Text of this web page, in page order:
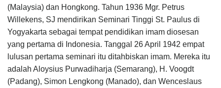
(Malaysia) dan Hongkong. Tahun 1936 Mgr. Petrus
Willekens, SJ mendirikan Seminari Tinggi St. Paulus di
Yogyakarta sebagai tempat pendidikan imam diosesan
yang pertama di Indonesia. Tanggal 26 April 1942 empat
lulusan pertama seminari itu ditahbiskan imam. Mereka itu
adalah Aloysius Purwadiharja (Semarang), H. Voogdt
(Padang), Simon Lengkong (Manado), dan Wenceslaus